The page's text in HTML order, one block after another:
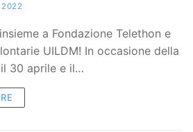
2022
a Fondazione Telethon e
UILDM! In occasione della
il 30 aprile e il…